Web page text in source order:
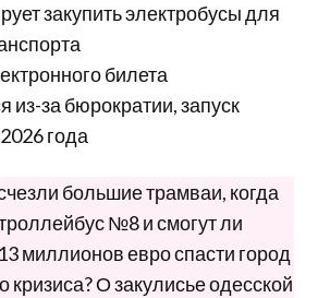
закупить электробусы для
билета
из-за бюрократии, запуск
года
большие трамваи, когда
№8 и смогут ли
миллионов евро спасти город
кризиса? О закулисье одесской